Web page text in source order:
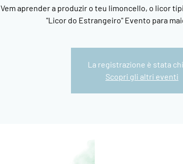
Vem aprender a produzir o teu limoncello, o licor
"Licor do Estrangeiro" Evento para
La registrazione è stata
Scopri gli altri eventi